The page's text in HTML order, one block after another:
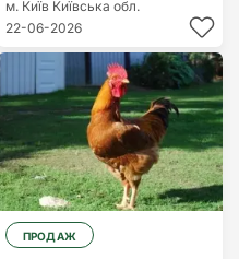
м. Київ Київська обл.
22-06-2026
ПРОДАЖ